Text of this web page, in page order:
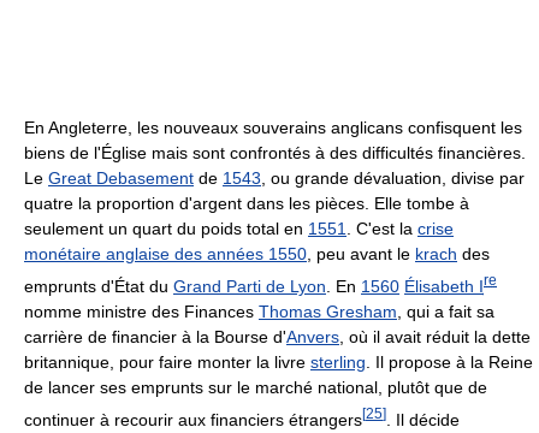
En Angleterre, les nouveaux souverains anglicans confisquent les
biens de l'Église mais sont confrontés à des difficultés financières.
Le Great Debasement de 1543 , ou grande dévaluation, divise par
quatre la proportion d'argent dans les pièces. Elle tombe à
seulement un quart du poids total en 1551 . C'est la crise
monétaire anglaise des années 1550 , peu avant le krach des
emprunts d'État du Grand Parti de Lyon . En 1560 Élisabeth Ire
nomme ministre des Finances Thomas Gresham , qui a fait sa
carrière de financier à la Bourse d'Anvers , où il avait réduit la dette
britannique, pour faire monter la livre sterling . Il propose à la Reine
de lancer ses emprunts sur le marché national, plutôt que de
continuer à recourir aux financiers étrangers[25]
. Il décide